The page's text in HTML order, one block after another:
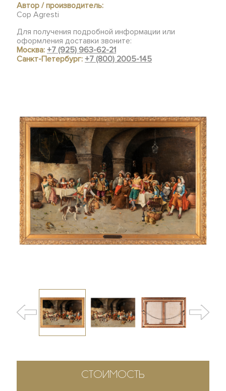
Автор / производитель:
Cop Agresti
Для получения подробной информации или
оформления доставки звоните:
Москва:+7 (925) 963-62-21
Санкт-Петербург:+7 (800) 2005-145
СТОИМОСТЬ